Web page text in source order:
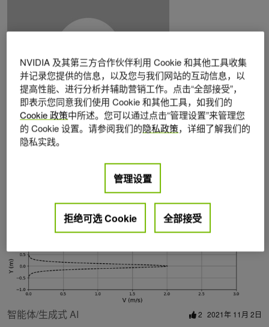
Posts by Sanjay Choudhry
智能体/生成式 AI 2 2021年 11月 2日
NVIDIA 及其第三方合作伙伴利用 Cookie 和其他工具收集
并记录您提供的信息，以及您与我们网站的互动信息，以
提高性能、进行分析并辅助营销工作。点击“全部接受”，
即表示您同意我们使用 Cookie 和其他工具，如我们的
Cookie 政策中所述。您可以通过点击“管理设置”来管理您
的 Cookie 设置。请参阅我们的隐私政策，详细了解我们的
隐私实践。
管理设置
拒绝可选 Cookie 全部接受